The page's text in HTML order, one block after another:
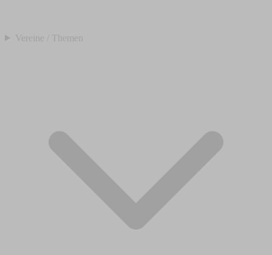
Vereine / Themen